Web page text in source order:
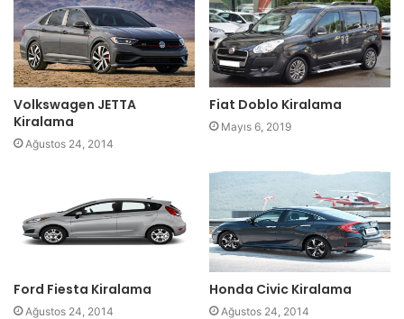
Volkswagen JETTA
Kiralama
Ağustos 24, 2014
Fiat Doblo Kiralama
Mayıs 6, 2019
Ford Fiesta Kiralama
Ağustos 24, 2014
Honda Civic Kiralama
Ağustos 24, 2014